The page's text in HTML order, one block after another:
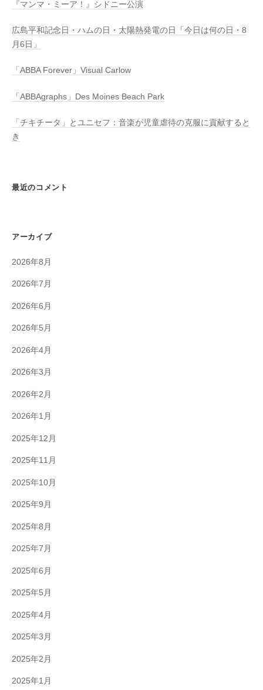
『マンマ・ミーア！』シドニー公演
広島平和記念日・ハムの日・太陽熱発電の日「今日は何の日・8
月6日」
「ABBA Forever」Visual Carlow
「ABBAgraphs」Des Moines Beach Park
「チキチータ」とユニセフ：音楽が児童虐待の克服に貢献すると
き
最近のコメント
アーカイブ
2026年8月
2026年7月
2026年6月
2026年5月
2026年4月
2026年3月
2026年2月
2026年1月
2025年12月
2025年11月
2025年10月
2025年9月
2025年8月
2025年7月
2025年6月
2025年5月
2025年4月
2025年3月
2025年2月
2025年1月